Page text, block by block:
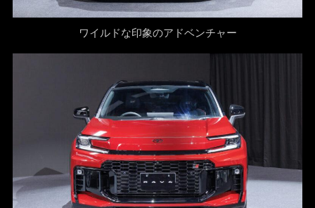
ワイルドな印象のアドベンチャー